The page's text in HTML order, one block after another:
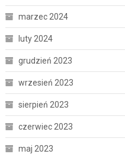
marzec 2024
luty 2024
grudzień 2023
wrzesień 2023
sierpień 2023
czerwiec 2023
maj 2023